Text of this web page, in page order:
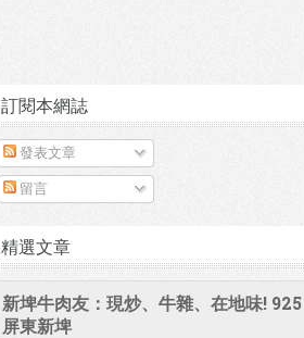
訂閱本網誌
發表文章
留言
精選文章
新埤牛肉友：現炒、牛雜、在地味! 925
屏東新埤